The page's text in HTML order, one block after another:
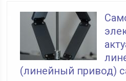
(линейный привод)